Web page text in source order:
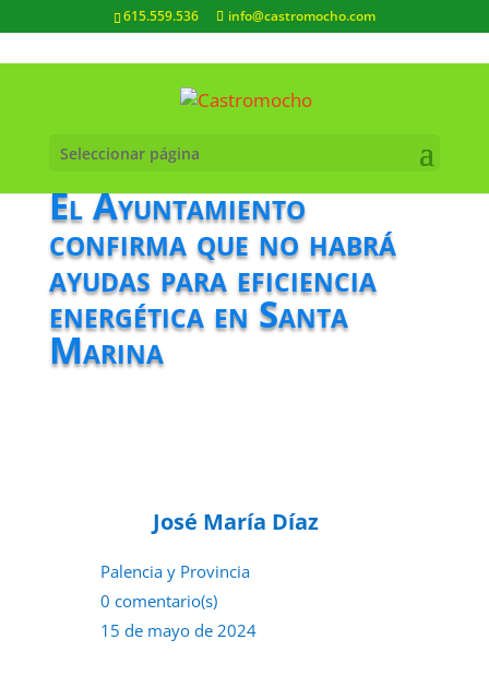
615.559.536 info@castromocho.com
Seleccionar página
El Ayuntamiento
confirma que no habrá
ayudas para eficiencia
energética en Santa
Marina
José María Díaz
Palencia y Provincia
0 comentario(s)
15 de mayo de 2024